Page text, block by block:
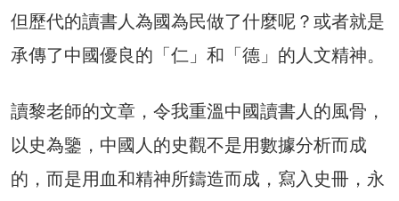
但歷代的讀書人為國為民做了什麼呢？或者就是
承傳了中國優良的「仁」和「德」的人文精神。
讀黎老師的文章，令我重溫中國讀書人的風骨，
以史為鑒，中國人的史觀不是用數據分析而成
的，而是用血和精神所鑄造而成，寫入史冊，永